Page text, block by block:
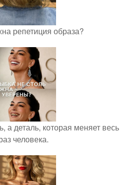
репетиция образа?
а деталь, которая меняет весь
человека.